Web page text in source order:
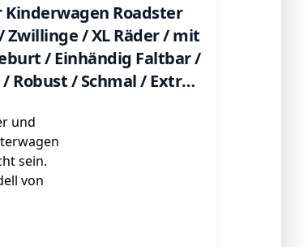
Kinderwagen Roadster
Zwillinge / XL Räder / mit
/ Einhändig Faltbar /
Robust / Schmal / Extra
und
sein.
von